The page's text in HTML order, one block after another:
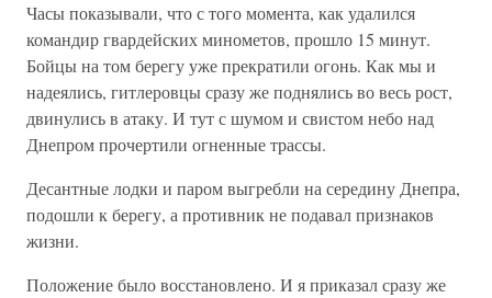
Часы показывали, что с того момента, как удалился
командир гвардейских минометов, прошло 15 минут.
Бойцы на том берегу уже прекратили огонь. Как мы и
надеялись, гитлеровцы сразу же поднялись во весь рост,
двинулись в атаку. И тут с шумом и свистом небо над
Днепром прочертили огненные трассы.
Десантные лодки и паром выгребли на середину Днепра,
подошли к берегу, а противник не подавал признаков
жизни.
Положение было восстановлено. И я приказал сразу же